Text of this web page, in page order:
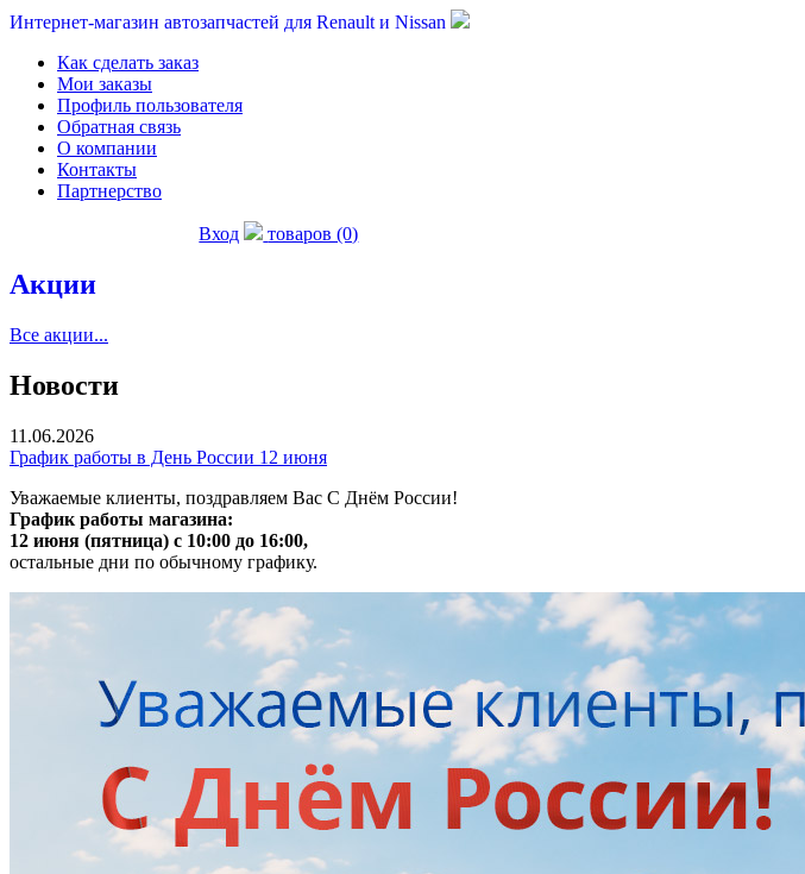
Интернет-магазин автозапчастей для Renault и Nissan
Как сделать заказ
Мои заказы
Профиль пользователя
Обратная связь
О компании
Контакты
Партнерство
Вход товаров (0)
Акции
Все акции...
Новости
11.06.2026
График работы в День России 12 июня
Уважаемые клиенты, поздравляем Вас С Днём России!
График работы магазина:
12 июня (пятница) с 10:00 до 16:00,
остальные дни по обычному графику.